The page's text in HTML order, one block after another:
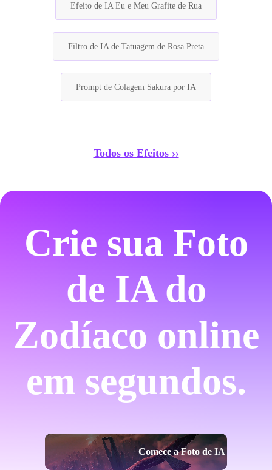
Efeito de IA Eu e Meu Grafite de Rua
Filtro de IA de Tatuagem de Rosa Preta
Prompt de Colagem Sakura por IA
Todos os Efeitos ››
Crie sua Foto
de IA do
Zodíaco online
em segundos.
Comece a Foto de IA